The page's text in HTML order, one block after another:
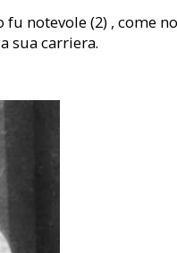
notevole (2) , come
sua carriera.